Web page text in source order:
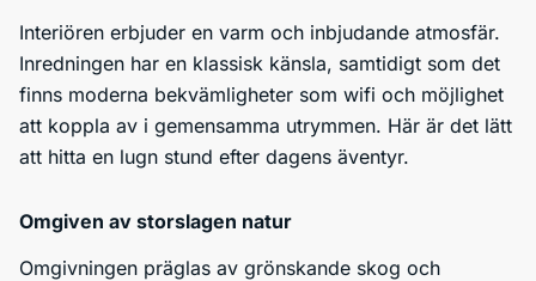
Interiören erbjuder en varm och inbjudande atmosfär.
Inredningen har en klassisk känsla, samtidigt som det
finns moderna bekvämligheter som wifi och möjlighet
att koppla av i gemensamma utrymmen. Här är det lätt
att hitta en lugn stund efter dagens äventyr.
Omgiven av storslagen natur
Omgivningen präglas av grönskande skog och